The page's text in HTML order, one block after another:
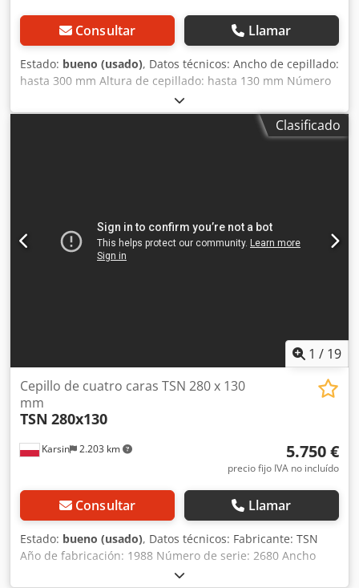
Consultar Llamar
Estado: bueno (usado), Datos técnicos: Ancho de cepillado:
hasta 300 mm Altura de cepillado: hasta 130 mm Número
de cabezales: 6 inferior – 5,5 kW derecho – 5,5 kW
izquierdo – 5,5 kW superior – 5,5 kW Dsdpfx Akew Sh Dme
Djkr universal 360° – 5,5 kW inferior – 7,5 kW Motor de
Clasificado
1 / 19
Karsin 2.203 km
Cepillo de cuatro caras TSN 280 x 130
mm
TSN 280x130
5.750 €
precio fijo IVA no incluído
Consultar Llamar
Estado: bueno (usado), Datos técnicos: Fabricante: TSN
Año de fabricación: 1988 Número de serie: 2680 Ancho
máximo de cepillado: 280 mm Altura máxima de cepillado: